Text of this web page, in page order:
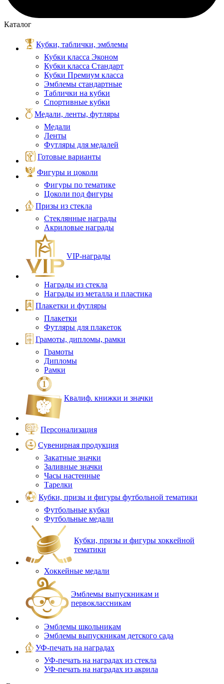
Каталог
Кубки, таблички, эмблемы
Кубки класса Эконом
Кубки класса Стандарт
Кубки Премиум класса
Эмблемы стандартные
Таблички на кубки
Спортивные кубки
Медали, ленты, футляры
Медали
Ленты
Футляры для медалей
Готовые варианты
Фигуры и цоколи
Фигуры по тематике
Цоколи под фигуры
Призы из стекла
Стеклянные награды
Акриловые награды
VIP‑награды
Награды из стекла
Награды из металла и пластика
Плакетки и футляры
Плакетки
Футляры для плакеток
Грамоты, дипломы, рамки
Грамоты
Дипломы
Рамки
Квалиф. книжки и значки
Персонализация
Сувенирная продукция
Закатные значки
Заливные значки
Часы настенные
Тарелки
Кубки, призы и фигуры футбольной тематики
Футбольные кубки
Футбольные медали
Кубки, призы и фигуры хоккейной
тематики
Хоккейные медали
Эмблемы выпускникам и
первоклассникам
Эмблемы школьникам
Эмблемы выпускникам детского сада
УФ-печать на наградах
УФ‑печать на наградах из стекла
УФ-печать на наградах из акрила